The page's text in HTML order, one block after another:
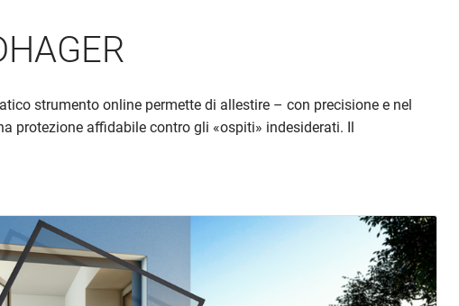
strumento online permette di allestire – con precisione e nel
protezione affidabile contro gli «ospiti» indesiderati. Il